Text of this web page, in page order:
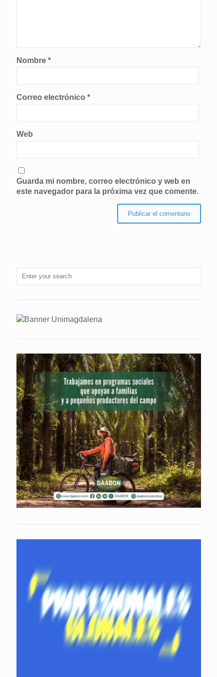
Nombre *
Correo electrónico *
Web
Guarda mi nombre, correo electrónico y web en
este navegador para la próxima vez que comente.